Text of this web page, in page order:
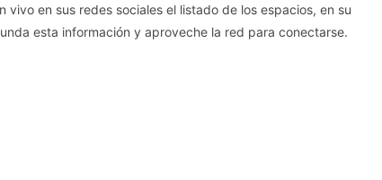
vivo en sus redes sociales el listado de los espacios, en su
esta información y aproveche la red para conectarse.